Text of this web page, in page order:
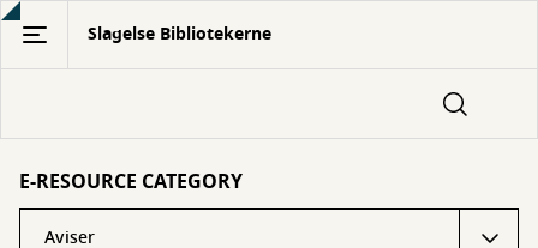
Gå
hovedindhold
Slagelse Bibliotekerne
E-RESOURCE CATEGORY